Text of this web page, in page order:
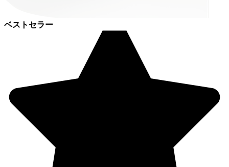
ベストセラー